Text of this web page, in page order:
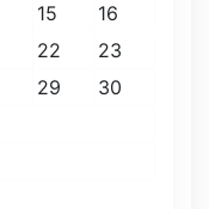
15
16
22
23
29
30